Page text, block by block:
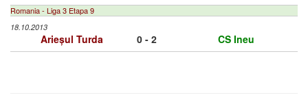
Romania - Liga 3 Etapa 9
18.10.2013
Arieșul Turda 0 - 2 CS Ineu